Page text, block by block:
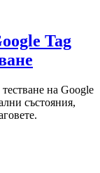
Tag
на Google
състояния,